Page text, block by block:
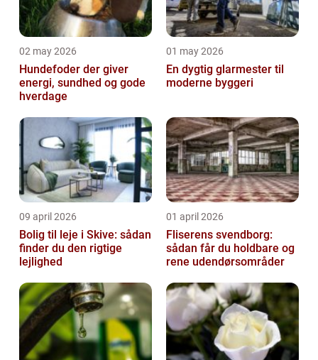
02 may 2026
Hundefoder der giver
energi, sundhed og gode
hverdage
01 may 2026
En dygtig glarmester til
moderne byggeri
09 april 2026
Bolig til leje i Skive: sådan
finder du den rigtige
lejlighed
01 april 2026
Fliserens svendborg:
sådan får du holdbare og
rene udendørsområder